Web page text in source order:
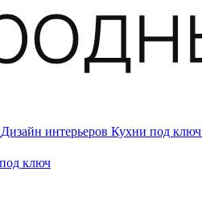
Дизайн интерьеров Кухни под ключ
ключ